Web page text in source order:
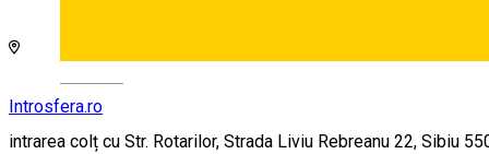
Introsfera.ro
intrarea colț cu Str. Rotarilor, Strada Liviu Rebreanu 22, Sibiu